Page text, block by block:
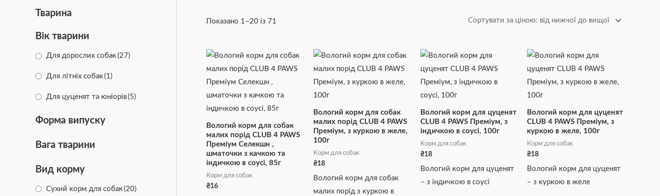
Тварина
Вік тварини
Для дорослих собак(27)
Для літніх собак (1)
Для цуценят та юніорів(5)
Форма випуску
Вага тварини
Вид корму
Сухий корм для собак (20)
Показано 1–20 із 71
Вологий корм для собак
малих порід CLUB 4 PAWS
Преміум Селекшн ,
шматочки з качкою та
індичкою в соусі, 85г
Корм для собак
₴16
Вологий корм для собак
малих порід CLUB 4 PAWS
Преміум, з куркою в желе,
100г
Корм для собак
₴18
Вологий корм для собак
малих порід з куркою в
Вологий корм для цуценят
CLUB 4 PAWS Преміум, з
індичкою в соусі, 100г
Корм для собак
₴18
Вологий корм для цуценят
– з індичкою в соусі
Вологий корм для цуценят
CLUB 4 PAWS Преміум, з
куркою в желе, 100г
Корм для собак
₴18
Вологий корм для цуценят
– з куркою в желе